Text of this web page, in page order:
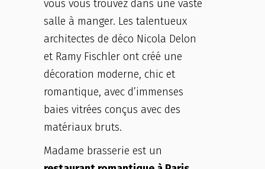
vous vous trouvez dans une vaste
salle à manger. Les talentueux
architectes de déco Nicola Delon
et Ramy Fischler ont créé une
décoration moderne, chic et
romantique, avec d’immenses
baies vitrées conçus avec des
matériaux bruts.
Madame brasserie est un